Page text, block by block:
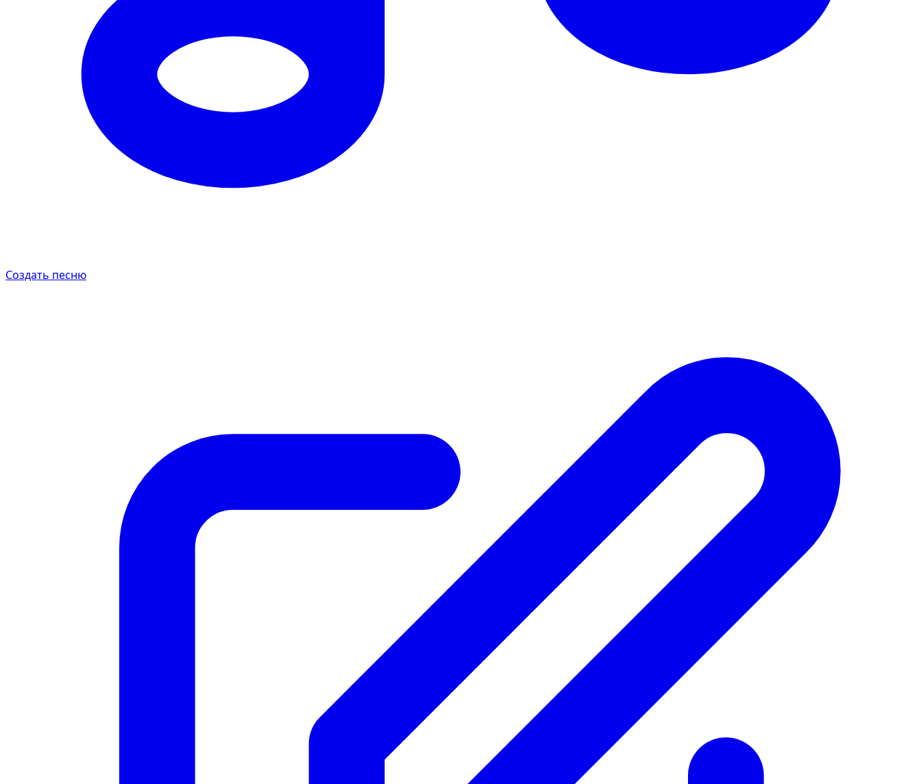
Создать песню